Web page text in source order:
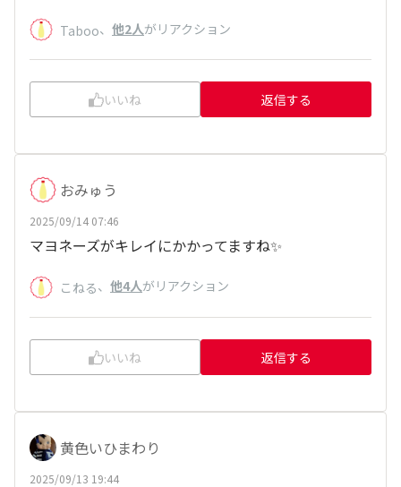
Taboo、 他2人がリアクション
いいね 返信する
おみゅう
2025/09/14 07:46
マヨネーズがキレイにかかってますね✨
こねる、 他4人がリアクション
いいね 返信する
黄色いひまわり
2025/09/13 19:44